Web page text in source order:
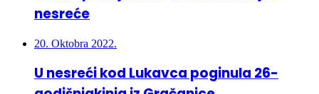
20. Oktobra 2022.
U nesreći kod Lukavca poginula 26-
godišnjakinja iz Gračanice